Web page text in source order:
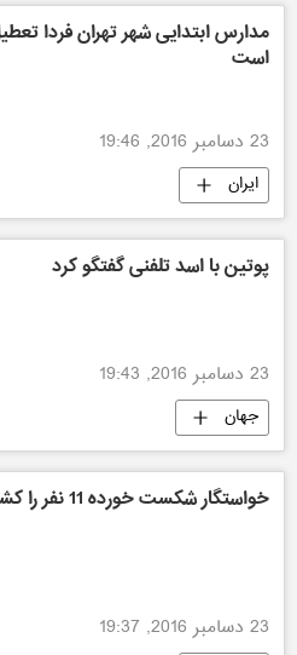
مدارس ابتدایی شهر تهران فردا
است
23 دسامبر 2016, 19:46
ایران
پوتین با اسد تلفنی گفتگو کرد
23 دسامبر 2016, 19:43
جهان
خواستگار شکست خورده 11 نفر را کشت
23 دسامبر 2016, 19:37